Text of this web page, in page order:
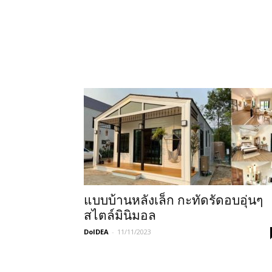
แบบบ้านหลังเล็ก กะทัดรัดอบอุ่นๆ
สไตล์มินิมอล
DoIDEA - 11/11/2023